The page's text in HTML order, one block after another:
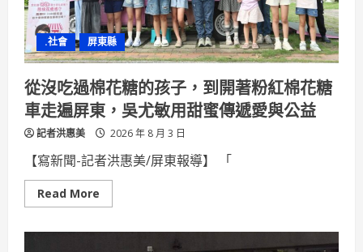
高
雄
客
委
會
青
年
學
習
從
田
野
餐
桌
開
旅
.社會 屏東縣
從沒吃過棉花糖的孩子，到開著粉紅棉花糖
車走遍屏東，吳尤敏用甜蜜傳遞愛與公益
記者洪惠美 2026 年 8 月 3 日
【寫新聞-記者洪惠美/屏東報導】 「
Read More
more